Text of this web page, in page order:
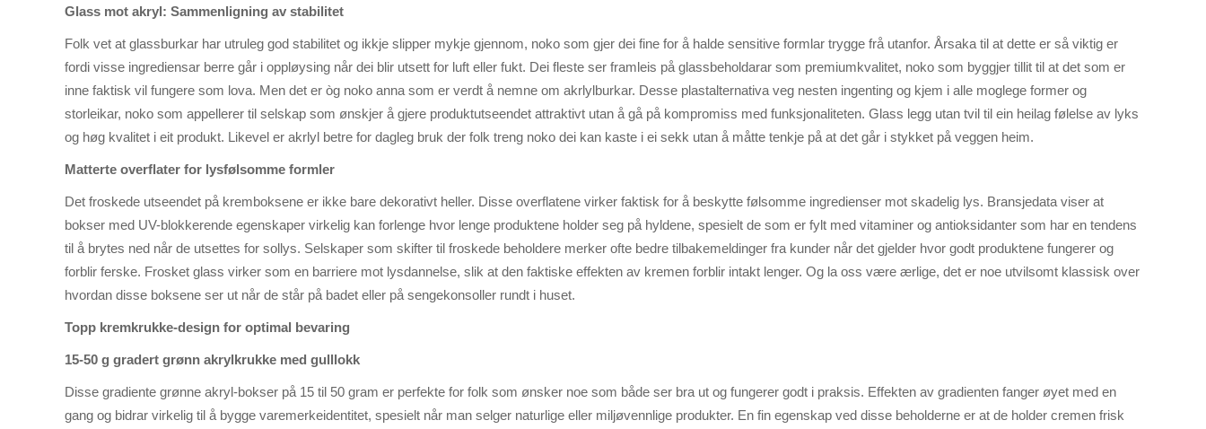
Glass mot akryl: Sammenligning av stabilitet
Folk vet at glassburkar har utruleg god stabilitet og ikkje slipper mykje gjennom, noko som gjer dei fine for å halde sensitive formlar trygge frå utanfor. Årsaka til at dette er så viktig er
fordi visse ingrediensar berre går i oppløysing når dei blir utsett for luft eller fukt. Dei fleste ser framleis på glassbeholdarar som premiumkvalitet, noko som byggjer tillit til at det som er
inne faktisk vil fungere som lova. Men det er òg noko anna som er verdt å nemne om akrlylburkar. Desse plastalternativa veg nesten ingenting og kjem i alle moglege former og
storleikar, noko som appellerer til selskap som ønskjer å gjere produktutseendet attraktivt utan å gå på kompromiss med funksjonaliteten. Glass legg utan tvil til ein heilag følelse av lyks
og høg kvalitet i eit produkt. Likevel er akrlyl betre for dagleg bruk der folk treng noko dei kan kaste i ei sekk utan å måtte tenkje på at det går i stykket på veggen heim.
Matterte overflater for lysfølsomme formler
Det froskede utseendet på kremboksene er ikke bare dekorativt heller. Disse overflatene virker faktisk for å beskytte følsomme ingredienser mot skadelig lys. Bransjedata viser at
bokser med UV-blokkerende egenskaper virkelig kan forlenge hvor lenge produktene holder seg på hyldene, spesielt de som er fylt med vitaminer og antioksidanter som har en tendens
til å brytes ned når de utsettes for sollys. Selskaper som skifter til froskede beholdere merker ofte bedre tilbakemeldinger fra kunder når det gjelder hvor godt produktene fungerer og
forblir ferske. Frosket glass virker som en barriere mot lysdannelse, slik at den faktiske effekten av kremen forblir intakt lenger. Og la oss være ærlige, det er noe utvilsomt klassisk over
hvordan disse boksene ser ut når de står på badet eller på sengekonsoller rundt i huset.
Topp kremkrukke-design for optimal bevaring
15-50 g gradert grønn akrylkrukke med gulllokk
Disse gradiente grønne akryl-bokser på 15 til 50 gram er perfekte for folk som ønsker noe som både ser bra ut og fungerer godt i praksis. Effekten av gradienten fanger øyet med en
gang og bidrar virkelig til å bygge varemerkeidentitet, spesielt når man selger naturlige eller miljøvennlige produkter. En fin egenskap ved disse beholderne er at de holder cremen frisk